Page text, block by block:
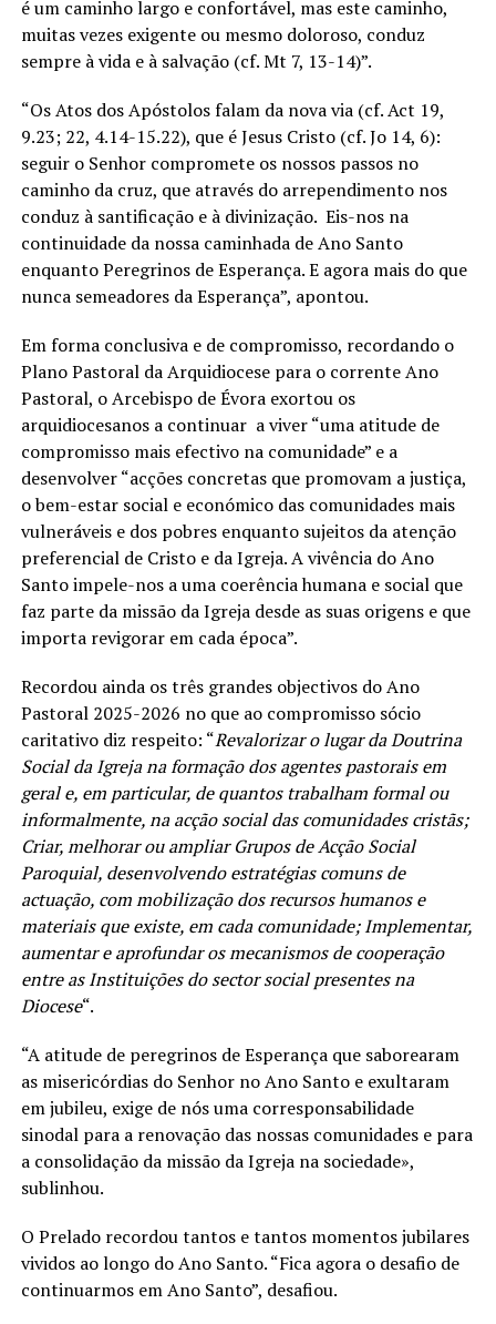
é um caminho largo e confortável, mas este caminho,
muitas vezes exigente ou mesmo doloroso, conduz
sempre à vida e à salvação (cf. Mt 7, 13-14)”.
“Os Atos dos Apóstolos falam da nova via (cf. Act 19,
9.23; 22, 4.14-15.22), que é Jesus Cristo (cf. Jo 14, 6):
seguir o Senhor compromete os nossos passos no
caminho da cruz, que através do arrependimento nos
conduz à santificação e à divinização. Eis-nos na
continuidade da nossa caminhada de Ano Santo
enquanto Peregrinos de Esperança. E agora mais do que
nunca semeadores da Esperança”, apontou.
Em forma conclusiva e de compromisso, recordando o
Plano Pastoral da Arquidiocese para o corrente Ano
Pastoral, o Arcebispo de Évora exortou os
arquidiocesanos a continuar a viver “uma atitude de
compromisso mais efectivo na comunidade” e a
desenvolver “acções concretas que promovam a justiça,
o bem-estar social e económico das comunidades mais
vulneráveis e dos pobres enquanto sujeitos da atenção
preferencial de Cristo e da Igreja. A vivência do Ano
Santo impele-nos a uma coerência humana e social que
faz parte da missão da Igreja desde as suas origens e que
importa revigorar em cada época”.
Recordou ainda os três grandes objectivos do Ano
Pastoral 2025-2026 no que ao compromisso sócio
caritativo diz respeito: “Revalorizar o lugar da Doutrina
Social da Igreja na formação dos agentes pastorais em
geral e, em particular, de quantos trabalham formal ou
informalmente, na acção social das comunidades cristãs;
Criar, melhorar ou ampliar Grupos de Acção Social
Paroquial, desenvolvendo estratégias comuns de
actuação, com mobilização dos recursos humanos e
materiais que existe, em cada comunidade; Implementar,
aumentar e aprofundar os mecanismos de cooperação
entre as Instituições do sector social presentes na
Diocese“.
“A atitude de peregrinos de Esperança que saborearam
as misericórdias do Senhor no Ano Santo e exultaram
em jubileu, exige de nós uma corresponsabilidade
sinodal para a renovação das nossas comunidades e para
a consolidação da missão da Igreja na sociedade»,
sublinhou.
O Prelado recordou tantos e tantos momentos jubilares
vividos ao longo do Ano Santo. “Fica agora o desafio de
continuarmos em Ano Santo”, desafiou.